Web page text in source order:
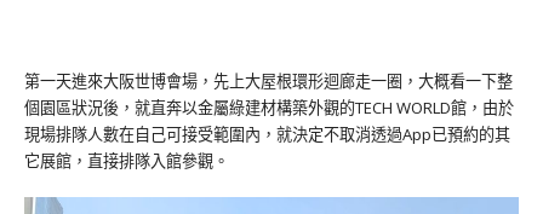
第一天進來大阪世博會場，先上大屋根環形迴廊走一圈，大概看一下整
個園區狀況後，就直奔以金屬綠建材構築外觀的TECH WORLD館，由於
現場排隊人數在自己可接受範圍內，就決定不取消透過App已預約的其
它展館，直接排隊入館參觀。